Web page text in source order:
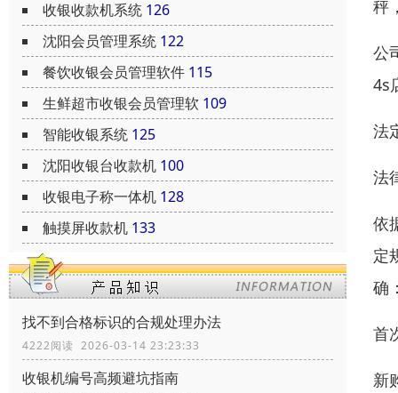
收银收款机系统 126
沈阳会员管理系统 122
餐饮收银会员管理软件 115
生鲜超市收银会员管理软 109
智能收银系统 125
沈阳收银台收款机 100
收银电子称一体机 128
触摸屏收款机 133
找不到合格标识的合规处理办法
4222阅读 2026-03-14 23:23:33
收银机编号高频避坑指南
秤
公
4s
法
法
依
定
确
首
新